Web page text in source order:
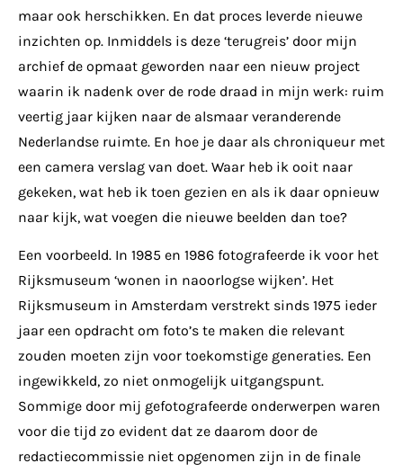
maar ook herschikken. En dat proces leverde nieuwe
inzichten op. Inmiddels is deze ‘terugreis’ door mijn
archief de opmaat geworden naar een nieuw project
waarin ik nadenk over de rode draad in mijn werk: ruim
veertig jaar kijken naar de alsmaar veranderende
Nederlandse ruimte. En hoe je daar als chroniqueur met
een camera verslag van doet. Waar heb ik ooit naar
gekeken, wat heb ik toen gezien en als ik daar opnieuw
naar kijk, wat voegen die nieuwe beelden dan toe?
Een voorbeeld. In 1985 en 1986 fotografeerde ik voor het
Rijksmuseum ‘wonen in naoorlogse wijken’. Het
Rijksmuseum in Amsterdam verstrekt sinds 1975 ieder
jaar een opdracht om foto’s te maken die relevant
zouden moeten zijn voor toekomstige generaties. Een
ingewikkeld, zo niet onmogelijk uitgangspunt.
Sommige door mij gefotografeerde onderwerpen waren
voor die tijd zo evident dat ze daarom door de
redactiecommissie niet opgenomen zijn in de finale